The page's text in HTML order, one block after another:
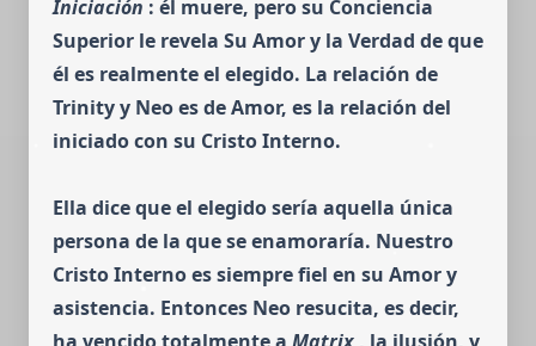
Iniciación : él muere, pero su Conciencia
Superior le revela Su Amor y la Verdad de que
él es realmente el elegido. La relación de
Trinity y Neo es de Amor, es la relación del
iniciado con su Cristo Interno.
Ella dice que el elegido sería aquella única
persona de la que se enamoraría. Nuestro
Cristo Interno es siempre fiel en su Amor y
asisten­cia. Entonces Neo resucita, es decir,